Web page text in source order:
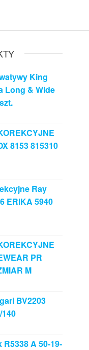
King
Long & Wide
8153 815310
Ray
ERIKA 5940
PR
M
BV2203
A 50-19-